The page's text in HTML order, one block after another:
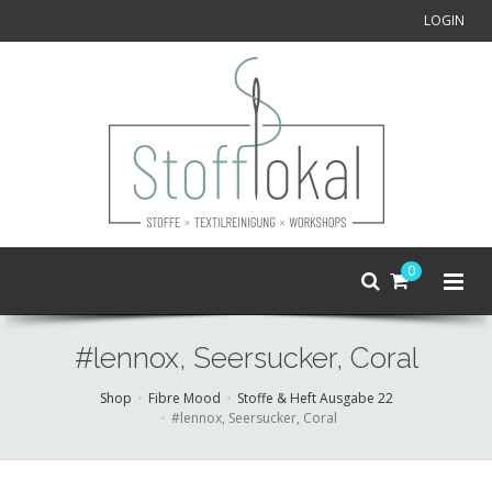
LOGIN
0
#lennox, Seersucker, Coral
Shop Fibre Mood
Stoffe & Heft Ausgabe 22
#lennox, Seersucker, Coral